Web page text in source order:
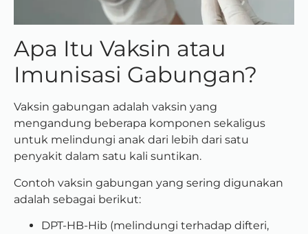
Apa Itu Vaksin atau
Imunisasi Gabungan?
Vaksin gabungan adalah vaksin yang
mengandung beberapa komponen sekaligus
untuk melindungi anak dari lebih dari satu
penyakit dalam satu kali suntikan.
Contoh vaksin gabungan yang sering digunakan
adalah sebagai berikut:
DPT-HB-Hib (melindungi terhadap difteri,